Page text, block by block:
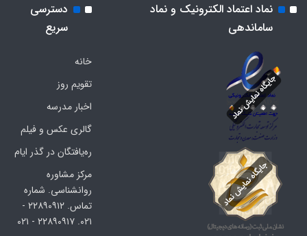
نماد اعتماد الکترونیک و نماد
ساماندهی
دسترسی
سریع
خانه
تقویم روز
اخبار مدرسه
گالری عکس و فیلم
ره‌یافتگان در گذر ایام
مرکز مشاوره
روانشناسی. شماره
تماس. ۲۲۸۹۰۹۱۲ -
۰۲۱. ۲۲۸۹۰۹۱۷ - ۰۲۱